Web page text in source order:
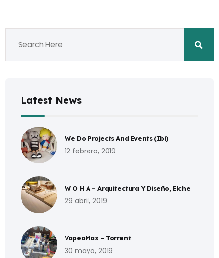
Latest News
We Do Projects And Events (Ibi)
12 febrero, 2019
W O H A – Arquitectura Y Diseño, Elche
29 abril, 2019
VapeoMax – Torrent
30 mayo, 2019